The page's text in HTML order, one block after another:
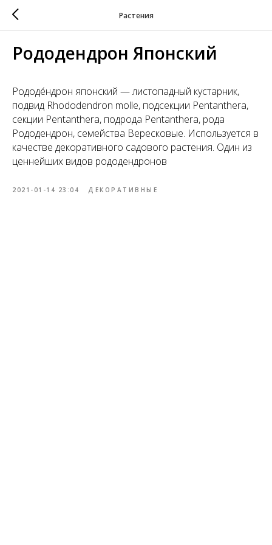
Растения
Рододендрон Японский
Рододе́ндрон японский — листопадный кустарник,
подвид Rhododendron molle, подсекции Pentanthera,
секции Pentanthera, подрода Pentanthera, рода
Рододендрон, семейства Вересковые. Используется в
качестве декоративного садового растения. Один из
ценнейших видов рододендронов
2021-01-14 23:04 ДЕКОРАТИВНЫЕ